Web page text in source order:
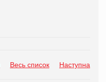
Весь список Наступна